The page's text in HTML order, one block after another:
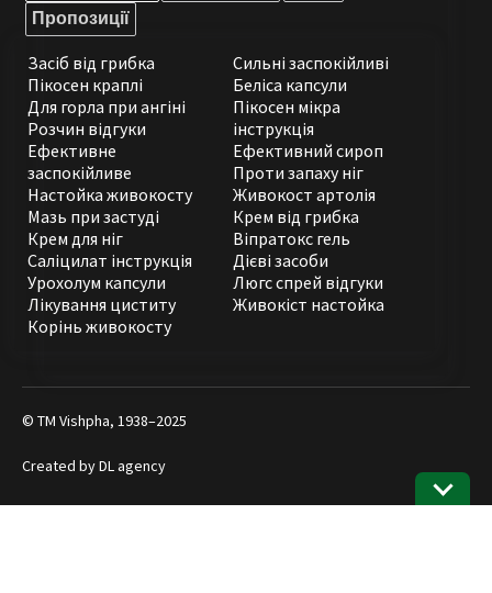
Пропозиції
Засіб від грибка
Пікосен краплі
Для горла при ангіні
Розчин відгуки
Ефективне
заспокійливе
Настойка живокосту
Сильні заспокійливі
Беліса капсули
Пікосен мікра
інструкція
Ефективний сироп
Проти запаху ніг
Живокост артолія
Мазь при застуді
Крем для ніг
Саліцилат інструкція
Урохолум капсули
Лікування циститу
Корінь живокосту
Крем від грибка
Віпратокс гель
Дієві засоби
Люгс спрей відгуки
Живокіст настойка
© ТМ Vishpha, 1938–2025
Created byDL agency